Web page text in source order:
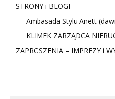
STRONY i BLOGI
Ambasada Stylu Anett
KLIMEK ZARZĄDCA
ZAPROSZENIA – IMPREZY i